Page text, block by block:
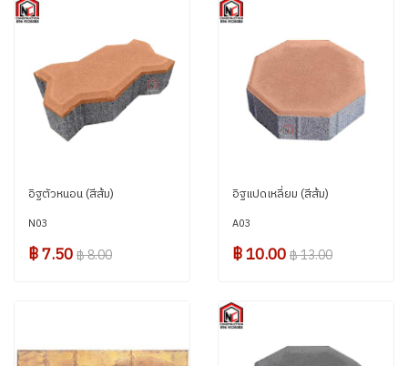
อิฐตัวหนอน (สีส้ม)
N03
฿ 7.50฿ 8.00
อิฐแปดเหลี่ยม (สีส้ม)
A03
฿ 10.00฿ 13.00